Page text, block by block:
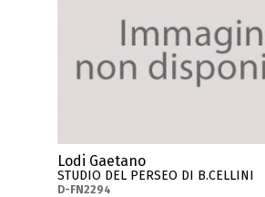
Lodi Gaetano
STUDIO DEL PERSEO DI B.CELLINI
D-FN2294